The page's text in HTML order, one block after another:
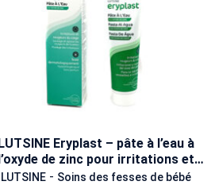
LUTSINE Eryplast – pâte à l’eau à
l’oxyde de zinc pour irritations et
rougeurs du siège 75g
LUTSINE - Soins des fesses de bébé